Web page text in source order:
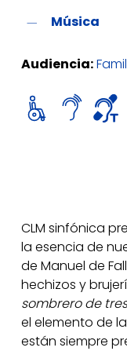
Música
Audiencia:
CLM sinfónica
la esencia de
de Manuel de
hechizos y
sombrero de
el elemento de
están siempre